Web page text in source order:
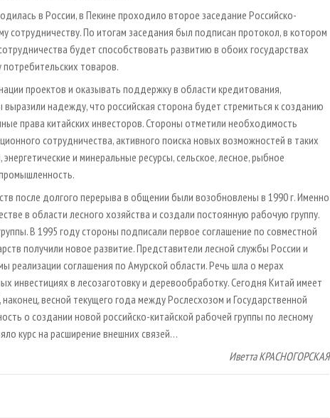
в России, в Пекине проходило второе заседание Российско-
сотрудничеству. По итогам заседания был подписан протокол, в котором
будет способствовать развитию в обоих государствах
товаров.
проектов и оказывать поддержку в области кредитования,
надежду, что российская сторона будет стремиться к созданию
права китайских инвесторов. Стороны отметили необходимость
сотрудничества, активного поиска новых возможностей в таких
и минеральные ресурсы, сельское, лесное, рыбное
после долгого перерыва в общении были возобновлены в 1990 г. Именно
в области лесного хозяйства и создали постоянную рабочую группу.
В 1995 году стороны подписали первое соглашение по совместной
получили новое развитие. Представители лесной службы России и
реализации соглашения по Амурской области. Речь шла о мерах
инвестициях в лесозаготовку и деревообработку. Сегодня Китай имеет
весной текущего года между Рослесхозом и Государственной
о создании новой российско-китайской рабочей группы по лесному
курс на расширение внешних связей…
Иветта КРАСНОГОРСКАЯ